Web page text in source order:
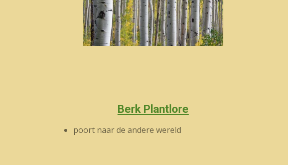
Berk Plantlore
poort naar de andere wereld